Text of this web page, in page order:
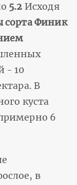
5.2 Исходя
сорта Финик
- 10
В
куста
6
в